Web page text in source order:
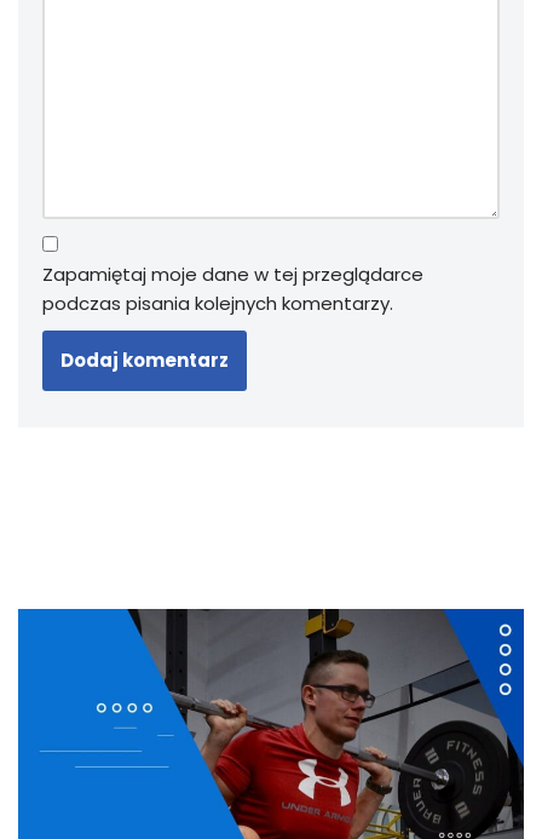
Zapamiętaj moje dane w tej przeglądarce
podczas pisania kolejnych komentarzy.